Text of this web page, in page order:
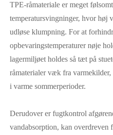
TPE-råmateriale er meget
temperatursvingninger, hvor høj
udløse klumpning. For at
opbevaringstemperaturer nøje
lagermiljøet holdes så tæt på
råmaterialer væk fra
i varme sommerperioder.
Derudover er fugtkontrol
vandabsorption, kan